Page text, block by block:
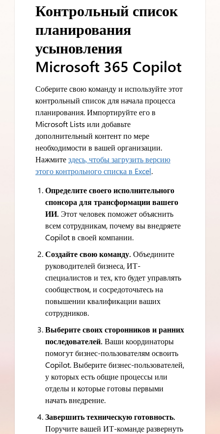
Контрольный список
планирования
усыновления
Microsoft 365 Copilot
Соберите свою команду и используйте этот
контрольный список для начала процесса
планирования. Импортируйте его в
Microsoft Lists или добавьте
дополнительный контент по мере
необходимости в вашей организации.
Нажмитездесь, чтобы загрузить версию
этого контрольного списка в Excel.
Определите своего исполнительного
спонсора для трансформации вашего
ИИ. Этот человек поможет объяснить
всем сотрудникам, почему вы внедряете
Copilot в своей компании.
Создайте свою команду. Объедините
руководителей бизнеса, ИТ-
специалистов и тех, кто будет управлять
сообществом, и сосредоточьтесь на
повышении квалификации ваших
сотрудников.
Выберите своих сторонников и ранних
последователей. Ваши координаторы
помогут бизнес-пользователям освоить
Copilot. Выберите бизнес-пользователей,
у которых есть общие процессы или
отделы и которые готовы первыми
начать внедрение.
Завершить техническую готовность.
Поручите вашей ИТ-команде развернуть